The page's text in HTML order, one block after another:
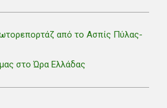
από το Ασπίς Πύλας-
στο Ώρα Ελλάδας